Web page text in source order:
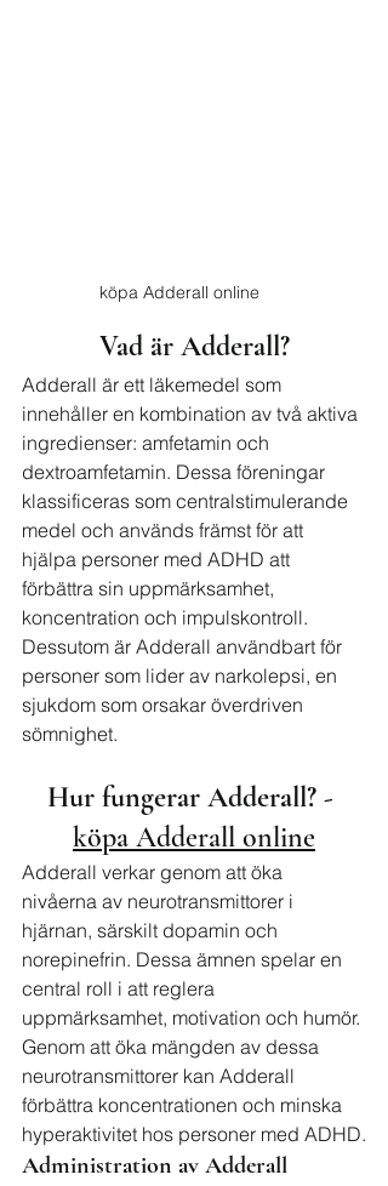
köpa Adderall online
Vad är Adderall?
Adderall är ett läkemedel som
innehåller en kombination av två aktiva
ingredienser: amfetamin och
dextroamfetamin. Dessa föreningar
klassificeras som centralstimulerande
medel och används främst för att
hjälpa personer med ADHD att
förbättra sin uppmärksamhet,
koncentration och impulskontroll.
Dessutom är Adderall användbart för
personer som lider av narkolepsi, en
sjukdom som orsakar överdriven
sömnighet.
Hur fungerar Adderall? -
köpa Adderall online
Adderall verkar genom att öka
nivåerna av neurotransmittorer i
hjärnan, särskilt dopamin och
norepinefrin. Dessa ämnen spelar en
central roll i att reglera
uppmärksamhet, motivation och humör.
Genom att öka mängden av dessa
neurotransmittorer kan Adderall
förbättra koncentrationen och minska
hyperaktivitet hos personer med ADHD.
Administration av Adderall